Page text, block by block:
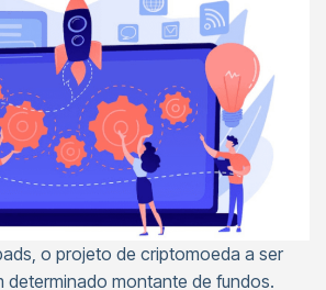
o projeto de criptomoeda a ser
determinado montante de fundos.